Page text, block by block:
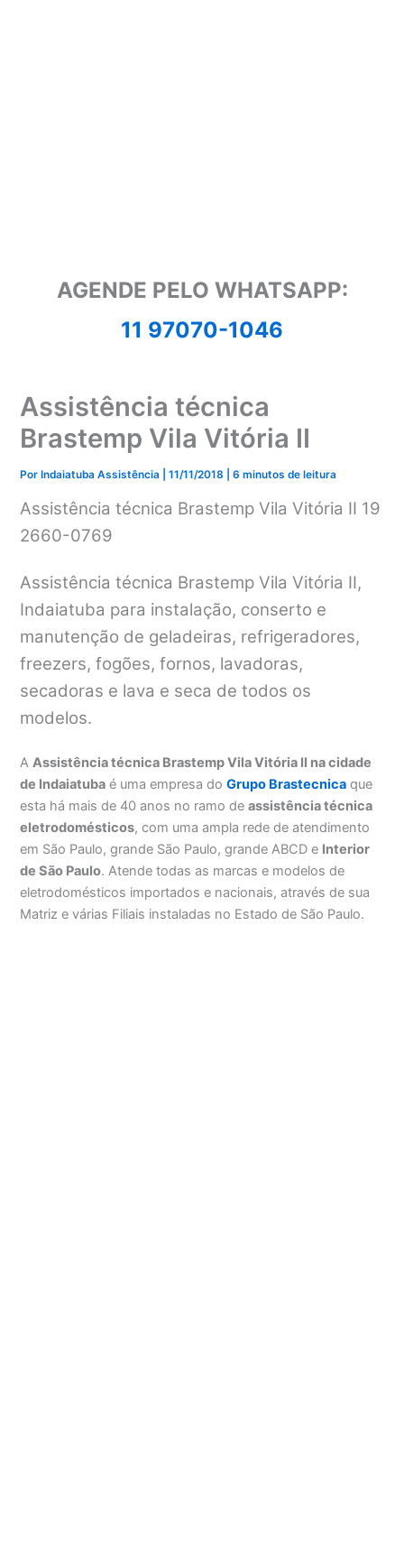
AGENDE PELO WHATSAPP:
11 97070-1046
Assistência técnica
Brastemp Vila Vitória II
Por Indaiatuba Assistência |11/11/2018 |6 minutos de leitura
Assistência técnica Brastemp Vila Vitória II 19
2660-0769
Assistência técnica Brastemp Vila Vitória II,
Indaiatuba para instalação, conserto e
manutenção de geladeiras, refrigeradores,
freezers, fogões, fornos, lavadoras,
secadoras e lava e seca de todos os
modelos.
AAssistência técnica Brastemp Vila Vitória II na cidade
de Indaiatuba é uma empresa doGrupo Brastecnica que
esta há mais de 40 anos no ramo deassistência técnica
eletrodomésticos, com uma ampla rede de atendimento
em São Paulo, grande São Paulo, grande ABCD e Interior
de São Paulo. Atende todas as marcas e modelos de
eletrodomésticos importados e nacionais, através de sua
Matriz e várias Filiais instaladas no Estado de São Paulo.